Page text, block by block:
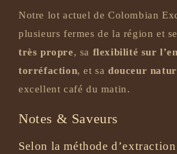
Notre lot actuel de Colombian
plusieurs fermes de la région et
très propre, sa flexibilité sur
torréfaction, et sadouceur
excellent café du matin.
Notes & Saveurs
Selon la méthode d’extraction